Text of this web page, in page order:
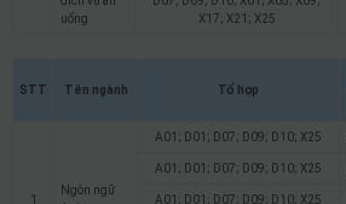
uống
X17; X21; X25
STT Tên ngành Tổ hợp
1
Ngôn ngữ
A01; D01; D07; D09; D10; X25
A01; D01; D07; D09; D10; X25
A01; D01; D07; D09; D10; X25